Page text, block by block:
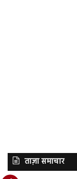
ताज़ा समाचार